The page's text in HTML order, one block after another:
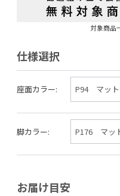
対象商品
仕様選択
座面カラー:
脚カラー:
お届け目安